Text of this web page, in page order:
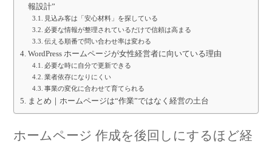
報設計”
見込み客は「安心材料」を探している
必要な情報が整理されているだけで信頼は高まる
伝える順番で問い合わせ率は変わる
WordPress ホームページが女性経営者に向いている理由
必要な時に自分で更新できる
業者依存になりにくい
事業の変化に合わせて育てられる
まとめ｜ホームページは“作業”ではなく経営の土台
ホームページ 作成を後回しにするほど経